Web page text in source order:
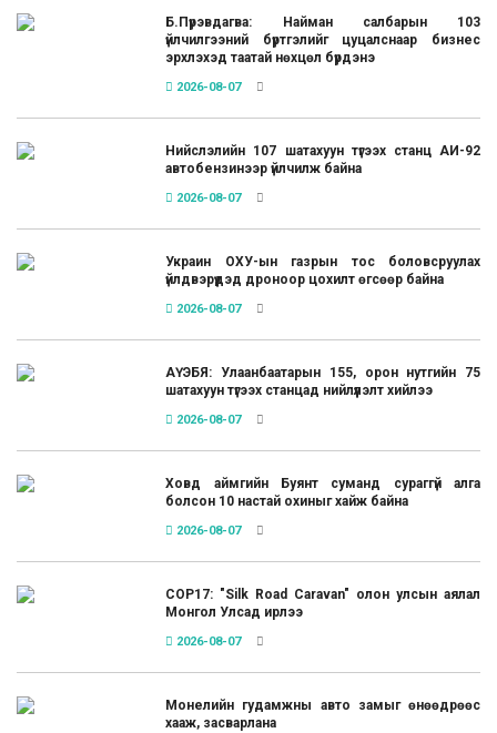
Б.Пүрэвдагва: Найман салбарын 103
үйлчилгээний бүртгэлийг цуцалснаар бизнес
эрхлэхэд таатай нөхцөл бүрдэнэ
2026-08-07
Нийслэлийн 107 шатахуун түгээх станц АИ-92
автобензинээр үйлчилж байна
2026-08-07
Украин ОХУ-ын газрын тос боловсруулах
үйлдвэрүүдэд дроноор цохилт өгсөөр байна
2026-08-07
АҮЭБЯ: Улаанбаатарын 155, орон нутгийн 75
шатахуун түгээх станцад нийлүүлэлт хийлээ
2026-08-07
Ховд аймгийн Буянт суманд сураггүй алга
болсон 10 настай охиныг хайж байна
2026-08-07
COP17: "Silk Road Caravan" олон улсын аялал
Монгол Улсад ирлээ
2026-08-07
Монелийн гудамжны авто замыг өнөөдрөөс
хааж, засварлана